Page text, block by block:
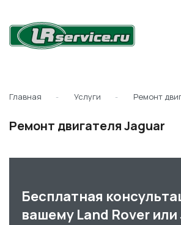
Главная Услуги Ремонт
Ремонт двигателя Jaguar
Бесплатная
вашему Land Rover